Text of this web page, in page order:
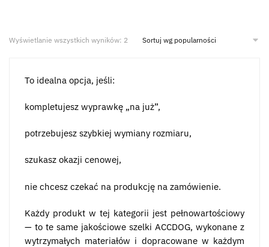
Wyświetlanie wszystkich wyników: 2
To idealna opcja, jeśli:
kompletujesz wyprawkę „na już”,
potrzebujesz szybkiej wymiany rozmiaru,
szukasz okazji cenowej,
nie chcesz czekać na produkcję na zamówienie.
Każdy produkt w tej kategorii jest pełnowartościowy
— to te same jakościowe szelki ACCDOG, wykonane z
wytrzymałych materiałów i dopracowane w każdym